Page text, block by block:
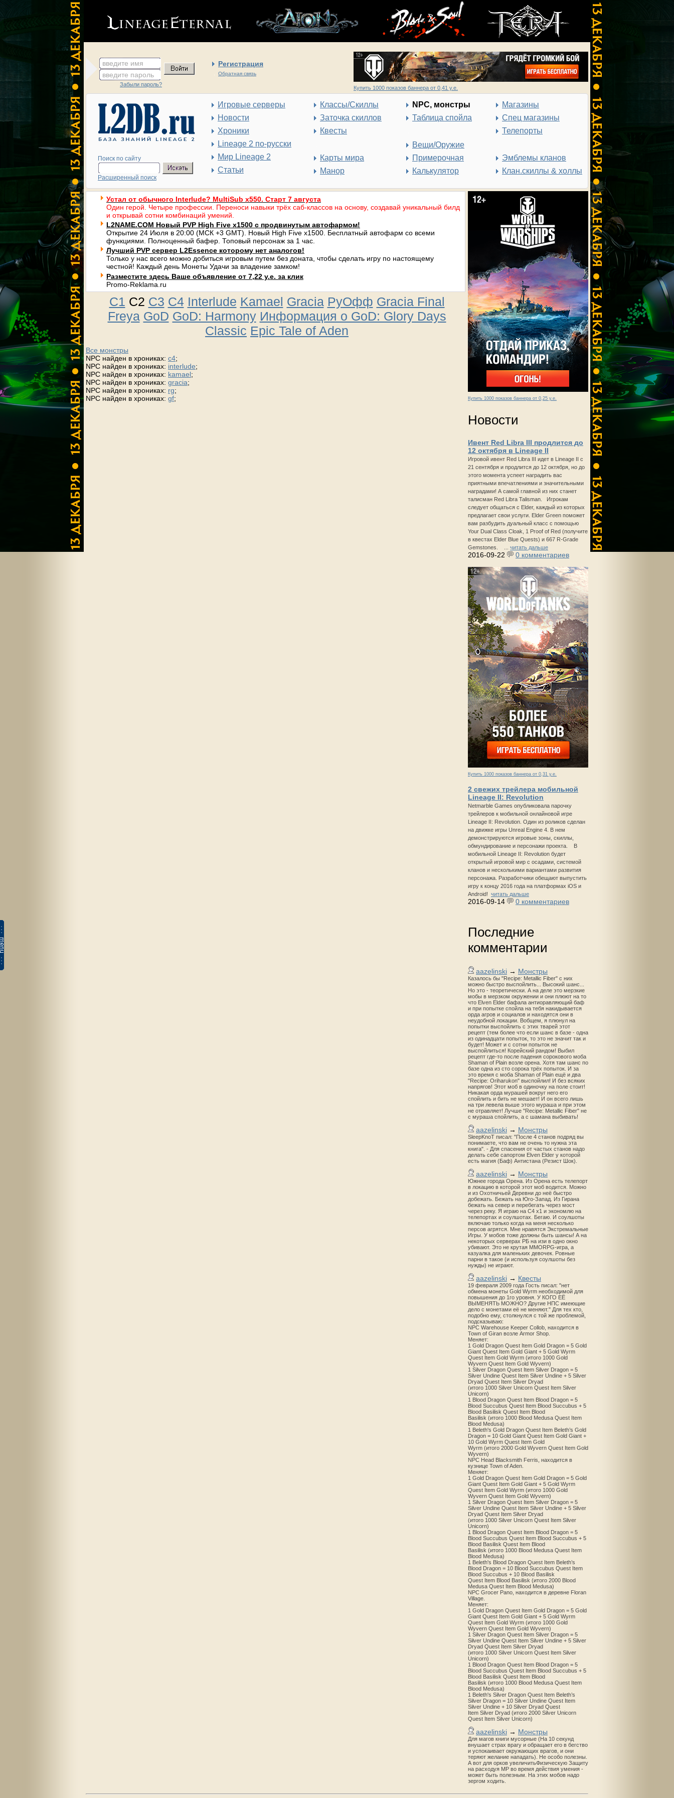
введите имя Регистрация
Обратная связь
введите пароль
Забыли пароль?
Купить 1000 показов баннера от 0,41 у.е.
Поиск по сайту
Расширенный поиск
Игровые серверы
Новости
Хроники
Lineage 2 по-русски
Мир Lineage 2
Статьи
Классы/Скиллы
Заточка скиллов
Квесты
Карты мира
Манор
NPC, монстры
Таблица спойла
Вещи/Оружие
Примерочная
Калькулятор
Магазины
Спец магазины
Телепорты
Эмблемы кланов
Клан.скиллы & холлы
Купить 1000 показов баннера от 0,25 у.е.
Новости
Ивент Red Libra III продлится до
12 октября в Lineage II
Игровой ивент Red Libra III идет в Lineage II с
21 сентября и продлится до 12 октября, но до
этого момента успеет наградить вас
приятными впечатлениями и значительными
наградами! А самой главной из них станет
талисман Red Libra Talisman. Игрокам
следует общаться с Elder, каждый из которых
предлагает свои услуги. Elder Green поможет
вам разбудить дуальный класс с помощью
Your Dual Class Cloak, 1 Proof of Red (получите
в квестах Elder Blue Quests) и 667 R-Grade
Gemstones. ... читать дальше
2016-09-22 0 комментариев
Купить 1000 показов баннера от 0,31 у.е.
2 свежих трейлера мобильной
Lineage II: Revolution
Netmarble Games опубликовала парочку
трейлеров к мобильной онлайновой игре
Lineage II: Revolution. Один из роликов сделан
на движке игры Unreal Engine 4. В нем
демонстрируются игровые зоны, скиллы,
обмундирование и персонажи проекта. В
мобильной Lineage II: Revolution будет
открытый игровой мир с осадами, системой
кланов и несколькими вариантами развития
персонажа. Разработчики обещают выпустить
игру к концу 2016 года на платформах iOS и
Android! читать дальше
2016-09-14 0 комментариев
Последние
комментарии
aazelinski → Монстры
Казалось бы "Recipe: Metallic Fiber" с них
можно быстро выспойлить... Высокий шанс...
Но это - теоретически. А на деле это мерзкие
мобы в мерзком окружении и они плюют на то
что Elven Elder бафала антиоравляющий баф
и при попытке спойла на тебя накидывается
орда агров и социалов и находятся они в
неудобной локации. Вобщем, я плюнул на
попытки выспойлить с этих тварей этот
рецепт (тем более что если шанс в базе - одна
из одинадцати попыток, то это не значит так и
будет! Может и с сотни попыток не
выспойлиться! Корейский рандом! Выбил
рецепт где-то после падения сорокового моба
Shaman of Plain возле орена. Хотя там шанс по
базе одна из сто сорока трёх попыток. И за
это время с моба Shaman of Plain ещё и два
"Recipe: Oriharukon" выспойлил! И без всяких
напрягов! Этот моб в одиночку на поле стоит!
Никакая орда мурашей вокруг него его
спойлить и бить не мешает! И он всего лишь
на три левела выше этого мураша и при этом
не отравляет! Лучше "Recipe: Metallic Fiber" не
с мураша спойлить, а с шамана выбивать!
aazelinski → Монстры
SleepKnoT писал: "После 4 станов подряд вы
понимаете, что вам не очень то нужна эта
книга". - Для спасения от частых станов надо
делать себе сапортом Elven Elder у которой
есть магия (Баф) Антистана (Резист Шок).
aazelinski → Монстры
Южнее города Орена. Из Орена есть телепорт
в локацию в которой этот моб водится. Можно
и из Охотничьей Деревни до неё быстро
добежать. Бежать на Юго-Запад. Из Гирана
бежать на север и перебегать через мост
через реку. Я играю на С4 х1 и экономлю на
телепортах и соулшотах. Бегаю. И соулшоты
включаю только когда на меня несколько
персов агрятся. Мне нравятся Экстремальные
Игры. У мобов тоже должны быть шансы! А на
некоторых серверах РБ на изи в одно окно
убивают. Это не крутая MMORPG-игра, а
казуалка для маленьких девочек. Ровные
парни в такое (и используя соулшоты без
нужды) не играют.
aazelinski → Квесты
19 февраля 2009 года Гость писал: "нет
обмена монеты Gold Wyrm необходимой для
повышения до 1го уровня. У КОГО ЕЁ
ВЫМЕНЯТЬ МОЖНО? Другие НПС имеющие
дело с монетами её не меняют." Для тех кто,
подобно ему, столкнулся с той же проблемой,
подсказываю:
NPC Warehouse Keeper Collob, находится в
Town of Giran возле Armor Shop.
Меняет:
1 Gold Dragon Quest Item Gold Dragon = 5 Gold
Giant Quest Item Gold Giant + 5 Gold Wyrm
Quest Item Gold Wyrm (итого 1000 Gold
Wyvern Quest Item Gold Wyvern)
1 Silver Dragon Quest Item Silver Dragon = 5
Silver Undine Quest Item Silver Undine + 5 Silver
Dryad Quest Item Silver Dryad
(итого 1000 Silver Unicorn Quest Item Silver
Unicorn)
1 Blood Dragon Quest Item Blood Dragon = 5
Blood Succubus Quest Item Blood Succubus + 5
Blood Basilisk Quest Item Blood
Basilisk (итого 1000 Blood Medusa Quest Item
Blood Medusa)
1 Beleth's Gold Dragon Quest Item Beleth’s Gold
Dragon = 10 Gold Giant Quest Item Gold Giant +
10 Gold Wyrm Quest Item Gold
Wyrm (итого 2000 Gold Wyvern Quest Item Gold
Wyvern)
NPC Head Blacksmith Ferris, находится в
кузнице Town of Aden.
Меняет:
1 Gold Dragon Quest Item Gold Dragon = 5 Gold
Giant Quest Item Gold Giant + 5 Gold Wyrm
Quest Item Gold Wyrm (итого 1000 Gold
Wyvern Quest Item Gold Wyvern)
1 Silver Dragon Quest Item Silver Dragon = 5
Silver Undine Quest Item Silver Undine + 5 Silver
Dryad Quest Item Silver Dryad
(итого 1000 Silver Unicorn Quest Item Silver
Unicorn)
1 Blood Dragon Quest Item Blood Dragon = 5
Blood Succubus Quest Item Blood Succubus + 5
Blood Basilisk Quest Item Blood
Basilisk (итого 1000 Blood Medusa Quest Item
Blood Medusa)
1 Beleth's Blood Dragon Quest Item Beleth’s
Blood Dragon = 10 Blood Succubus Quest Item
Blood Succubus + 10 Blood Basilisk
Quest Item Blood Basilisk (итого 2000 Blood
Medusa Quest Item Blood Medusa)
NPC Grocer Pano, находится в деревне Floran
Village.
Меняет:
1 Gold Dragon Quest Item Gold Dragon = 5 Gold
Giant Quest Item Gold Giant + 5 Gold Wyrm
Quest Item Gold Wyrm (итого 1000 Gold
Wyvern Quest Item Gold Wyvern)
1 Silver Dragon Quest Item Silver Dragon = 5
Silver Undine Quest Item Silver Undine + 5 Silver
Dryad Quest Item Silver Dryad
(итого 1000 Silver Unicorn Quest Item Silver
Unicorn)
1 Blood Dragon Quest Item Blood Dragon = 5
Blood Succubus Quest Item Blood Succubus + 5
Blood Basilisk Quest Item Blood
Basilisk (итого 1000 Blood Medusa Quest Item
Blood Medusa)
1 Beleth's Silver Dragon Quest Item Beleth’s
Silver Dragon = 10 Silver Undine Quest Item
Silver Undine + 10 Silver Dryad Quest
Item Silver Dryad (итого 2000 Silver Unicorn
Quest Item Silver Unicorn)
aazelinski → Монстры
Для магов книги мусорные (На 10 секунд
внушает страх врагу и обращает его в бегство
и успокаивает окружающих врагов, и они
теряют желание нападать). Не особо полезны.
А вот для орков увеличитьФизическую Защиту
на расходуя MP во время действия умения -
может быть полезным. На этих мобов надо
зергом ходить.
Устал от обычного Interlude? MultiSub x550. Старт 7 августа
Один герой. Четыре профессии. Переноси навыки трёх саб-классов на основу, создавай уникальный билд
и открывай сотни комбинаций умений.
L2NAME.COM Новый PVP High Five x1500 с продвинутым автофармом!
Открытие 24 Июля в 20:00 (МСК +3 GMT). Новый High Five x1500. Бесплатный автофарм со всеми
функциями. Полноценный бафер. Топовый персонаж за 1 час.
Лучший PVP сервер L2Essence которому нет аналогов!
Только у нас всего можно добиться игровым путем без доната, чтобы сделать игру по настоящему
честной! Каждый день Монеты Удачи за владение замком!
Разместите здесь Ваше объявление от 7,22 у.е. за клик
Promo-Reklama.ru
C1 C2 C3 C4 Interlude Kamael Gracia РуОфф Gracia Final
Freya GoD GoD: Harmony Информация о GoD: Glory Days
Classic Epic Tale of Aden
Все монстры
NPC найден в хрониках: c4;
NPC найден в хрониках: interlude;
NPC найден в хрониках: kamael;
NPC найден в хрониках: gracia;
NPC найден в хрониках: rg;
NPC найден в хрониках: gf;